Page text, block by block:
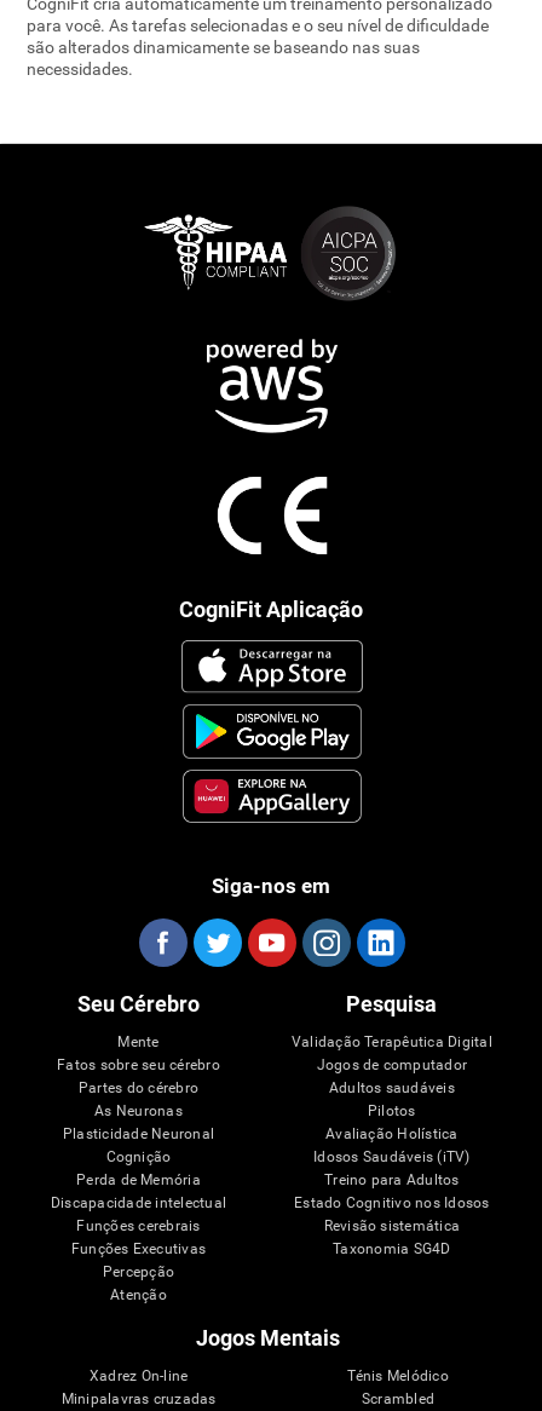
para você. As tarefas selecionadas e o seu nível de dificuldade
são alterados dinamicamente se baseando nas suas
necessidades.
CogniFit Aplicação
Siga-nos em
Seu Cérebro
Mente
Fatos sobre seu cérebro
Partes do cérebro
As Neuronas
Plasticidade Neuronal
Cognição
Perda de Memória
Discapacidade intelectual
Funções cerebrais
Funções Executivas
Percepção
Atenção
Pesquisa
Validação Terapêutica Digital
Jogos de computador
Adultos saudáveis
Pilotos
Avaliação Holística
Idosos Saudáveis (iTV)
Treino para Adultos
Estado Cognitivo nos Idosos
Revisão sistemática
Taxonomia SG4D
Jogos Mentais
Xadrez On-line
Minipalavras cruzadas
Ténis Melódico
Scrambled